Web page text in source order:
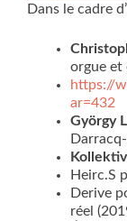
Dans le cadre
orgue et
https://
ar=432
György
Heirc.S
Derive
réel